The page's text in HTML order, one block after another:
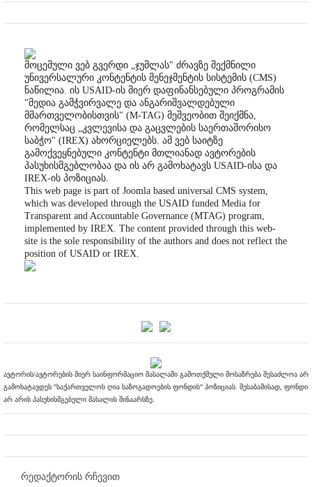
მოცემული ვებ გვერდი „ჯუმლას" ძრავზე შექმნილი
უნივერსალური კონტენტის მენეჯმენტის სისტემის (CMS)
ნაწილია. ის USAID-ის მიერ დაფინანსებული პროგრამის
"მედია გამჭვირვალე და ანგარიშვალდებული
მმართველობისთვის" (M-TAG) მეშვეობით შეიქმნა,
რომელსაც „კვლევისა და გაცვლების საერთაშორისო
საბჭო" (IREX) ახორციელებს. ამ ვებ საიტზე
გამოქვეყნებული კონტენტი მთლიანად ავტორების
პასუხისმგებლობაა და ის არ გამოხატავს USAID-ისა და
IREX-ის პოზიციას.
This web page is part of Joomla based universal CMS system,
which was developed through the USAID funded Media for
Transparent and Accountable Governance (MTAG) program,
implemented by IREX. The content provided through this web-
site is the sole responsibility of the authors and does not reflect the
position of USAID or IREX.
ავტორის/ავტორების მიერ საინფორმაციო მასალაში გამოთქმული მოსაზრება შესაძლოა არ
გამოხატავდეს "საქართველოს ღია საზოგადოების ფონდის" პოზიციას. შესაბამისად, ფონდი
არ არის პასუხისმგებელი მასალის შინაარსზე.
რედაქტორის რჩევით